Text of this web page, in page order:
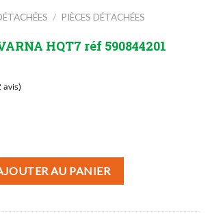
/ PIÈCES DÉTACHÉES
HQT7 réf 590844201
(2 avis)
AU PANIER